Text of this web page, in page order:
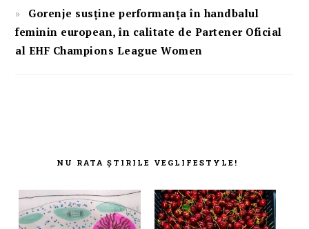
Gorenje susține performanța în handbalul
feminin european, în calitate de Partener Oficial
al EHF Champions League Women
NU RATA ȘTIRILE VEGLIFESTYLE!